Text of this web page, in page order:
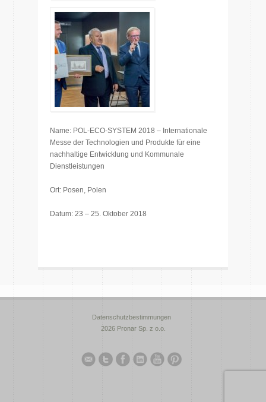
Name: POL-ECO-SYSTEM 2018 – Internationale
Messe der Technologien und Produkte für eine
nachhaltige Entwicklung und Kommunale
Dienstleistungen
Ort: Posen, Polen
Datum: 23 – 25. Oktober 2018
Datenschutzbestimmungen
2026 Pronar Sp. z o.o.